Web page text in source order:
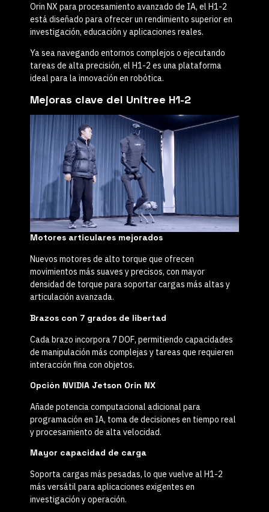
Orin NX para procesamiento avanzado de IA, el H1-2
está diseñado para ofrecer un rendimiento superior en
investigación, educación y aplicaciones reales.
Ya sea navegando entornos complejos o ejecutando
tareas de alta precisión, el H1-2 es una plataforma
ideal para la innovación en robótica.
Mejoras clave del Unitree H1-2
Motores articulares mejorados
Nuevos motores de alto torque que ofrecen
movimientos más suaves y precisos, con mayor
densidad de torque para soportar cargas más altas y
articulación avanzada.
Brazos con 7 grados de libertad
Cada brazo incorpora7 DOF, permitiendo capacidades
de manipulación más complejas y tareas que requieren
interacción fina con objetos.
Opción NVIDIA Jetson Orin NX
Añade potencia computacional adicional para
programación en IA, toma de decisiones en tiempo real
y procesamiento de alta velocidad.
Mayor capacidad de carga
Soporta cargas más pesadas, lo que vuelve al H1-2
más versátil para aplicaciones exigentes en
investigación y operación.